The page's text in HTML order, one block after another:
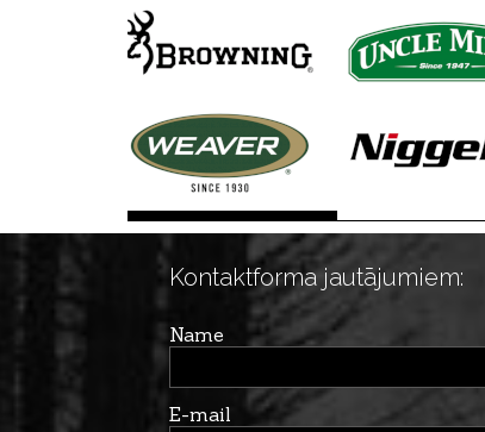
Kontaktforma jautājumiem:
Name
E-mail